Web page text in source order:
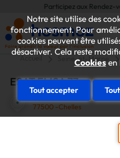
Notre site utilise des
fonctionnement. Pour
cookies peuvent être
désactiver. Cela reste
Cookiesen
Tout accepter
Participez aux Rendez-
Accueil Seine-et-Marne
ESAT ELISA 77
41, RUE DU VALENGELIER
77500 -Chelles